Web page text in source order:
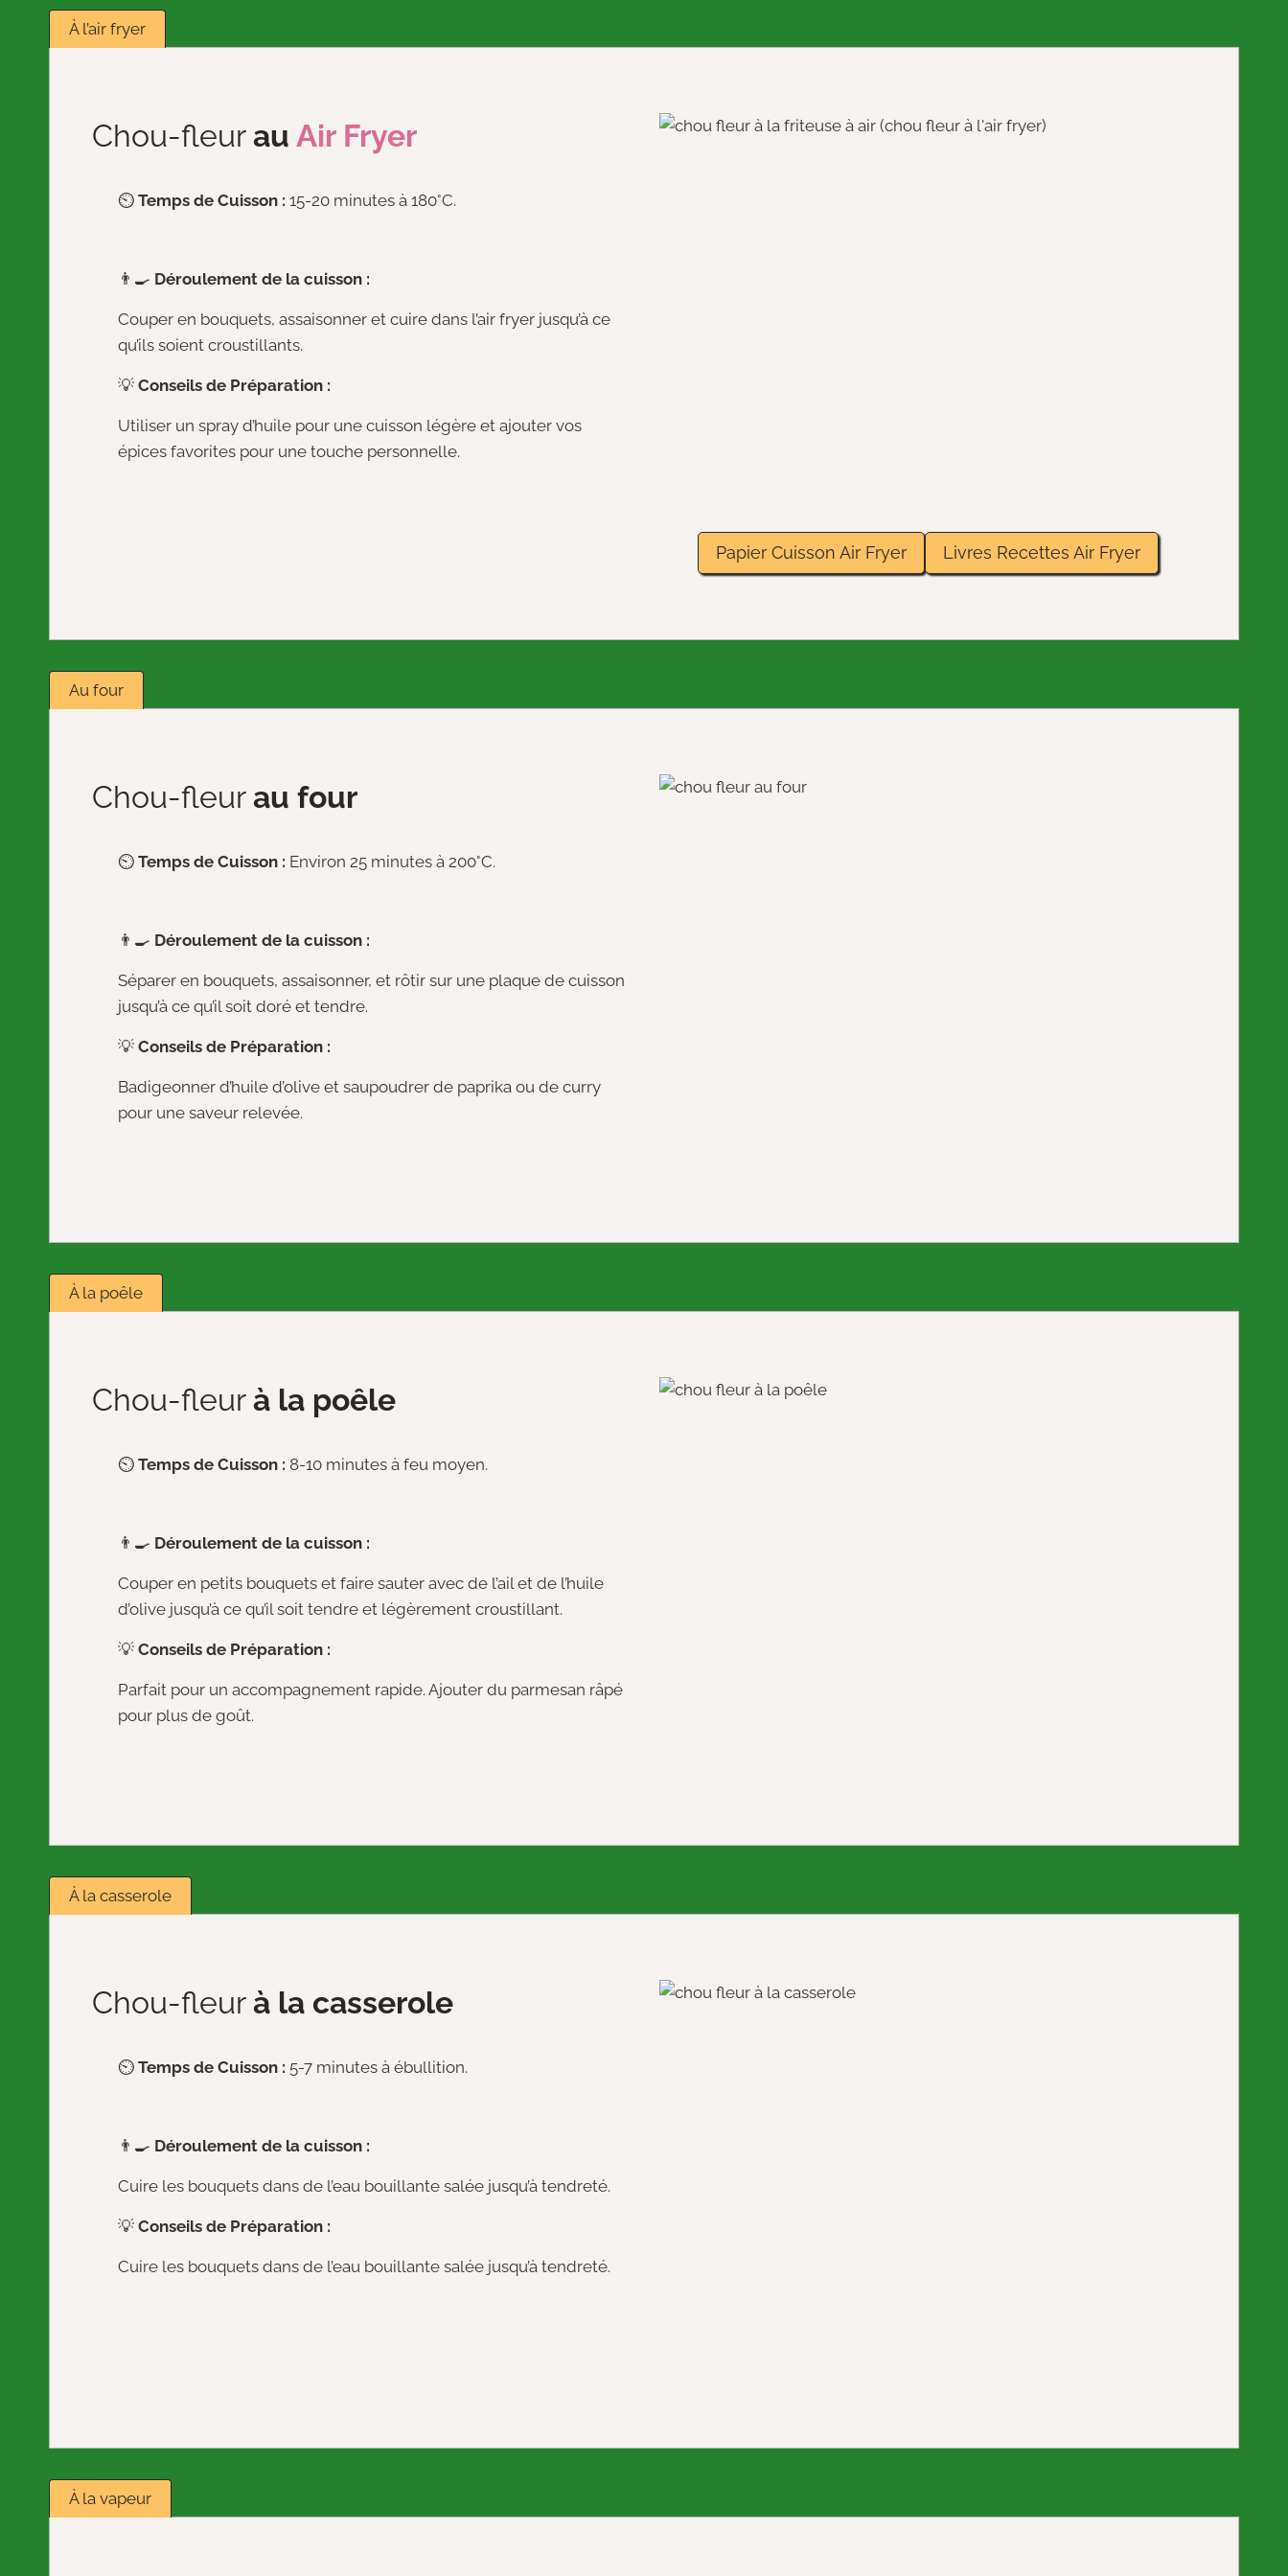
À l’air fryer
Chou-fleurau Air Fryer
⏲️ Temps de Cuisson : 15-20 minutes à 180°C.
👨‍🍳 Déroulement de la cuisson :
Couper en bouquets, assaisonner et cuire dans l’air fryer jusqu’à ce
qu’ils soient croustillants.
💡 Conseils de Préparation :
Utiliser un spray d’huile pour une cuisson légère et ajouter vos
épices favorites pour une touche personnelle.
Papier Cuisson Air Fryer Livres Recettes Air Fryer
Au four
Chou-fleurau four
⏲️ Temps de Cuisson : Environ 25 minutes à 200°C.
👨‍🍳 Déroulement de la cuisson :
Séparer en bouquets, assaisonner, et rôtir sur une plaque de cuisson
jusqu’à ce qu’il soit doré et tendre.
💡 Conseils de Préparation :
Badigeonner d’huile d’olive et saupoudrer de paprika ou de curry
pour une saveur relevée.
À la poêle
Chou-fleurà la poêle
⏲️ Temps de Cuisson : 8-10 minutes à feu moyen.
👨‍🍳 Déroulement de la cuisson :
Couper en petits bouquets et faire sauter avec de l’ail et de l’huile
d’olive jusqu’à ce qu’il soit tendre et légèrement croustillant.
💡 Conseils de Préparation :
Parfait pour un accompagnement rapide. Ajouter du parmesan râpé
pour plus de goût.
À la casserole
Chou-fleurà la casserole
⏲️ Temps de Cuisson : 5-7 minutes à ébullition.
👨‍🍳 Déroulement de la cuisson :
Cuire les bouquets dans de l’eau bouillante salée jusqu’à tendreté.
💡 Conseils de Préparation :
Cuire les bouquets dans de l’eau bouillante salée jusqu’à tendreté.
À la vapeur